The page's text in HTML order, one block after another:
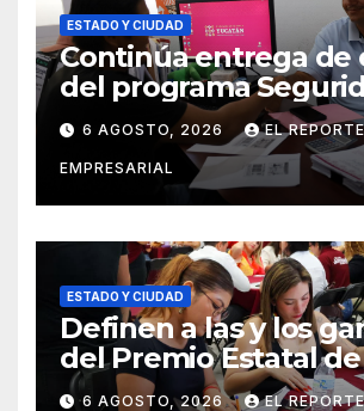
ESTADO Y CIUDAD
Continúa entrega de
del programa
el Mar
6 AGOSTO, 2026 EL
EMPRESARIAL
ESTADO Y CIUDAD
Definen a las y los
del Premio Estatal
Juventudes 2026
6 AGOSTO, 2026 EL